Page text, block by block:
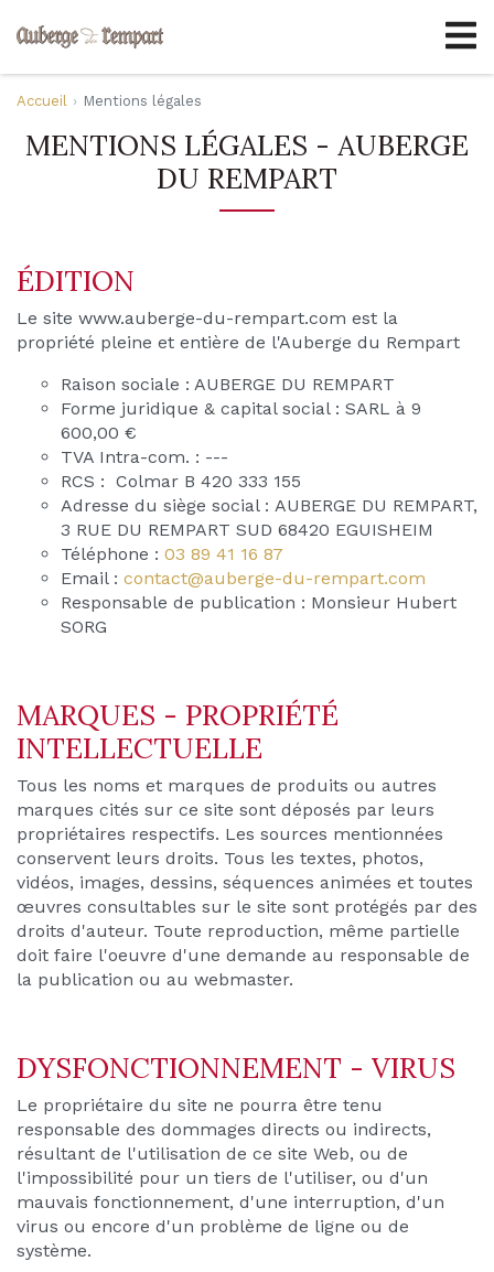
Accueil Mentions légales
MENTIONS LÉGALES - AUBERGE
DU REMPART
ÉDITION
Le site www.auberge-du-rempart.com est la
propriété pleine et entière de l'Auberge du Rempart
Raison sociale : AUBERGE DU REMPART
Forme juridique & capital social : SARL à 9
600,00 €
TVA Intra-com. : ---
RCS : Colmar B 420 333 155
Adresse du siège social : AUBERGE DU REMPART,
3 RUE DU REMPART SUD 68420 EGUISHEIM
Téléphone : 03 89 41 16 87
Email : contact@auberge-du-rempart.com
Responsable de publication : Monsieur Hubert
SORG
MARQUES - PROPRIÉTÉ
INTELLECTUELLE
Tous les noms et marques de produits ou autres
marques cités sur ce site sont déposés par leurs
propriétaires respectifs. Les sources mentionnées
conservent leurs droits. Tous les textes, photos,
vidéos, images, dessins, séquences animées et toutes
œuvres consultables sur le site sont protégés par des
droits d'auteur. Toute reproduction, même partielle
doit faire l'oeuvre d'une demande au responsable de
la publication ou au webmaster.
DYSFONCTIONNEMENT - VIRUS
Le propriétaire du site ne pourra être tenu
responsable des dommages directs ou indirects,
résultant de l'utilisation de ce site Web, ou de
l'impossibilité pour un tiers de l'utiliser, ou d'un
mauvais fonctionnement, d'une interruption, d'un
virus ou encore d'un problème de ligne ou de
système.